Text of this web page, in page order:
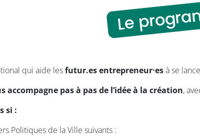
Le
qui aide lesfutur.es entrepreneur·esà se
accompagne pas à pas de l’idée à la création,
si :
Politiques de la Ville suivants :